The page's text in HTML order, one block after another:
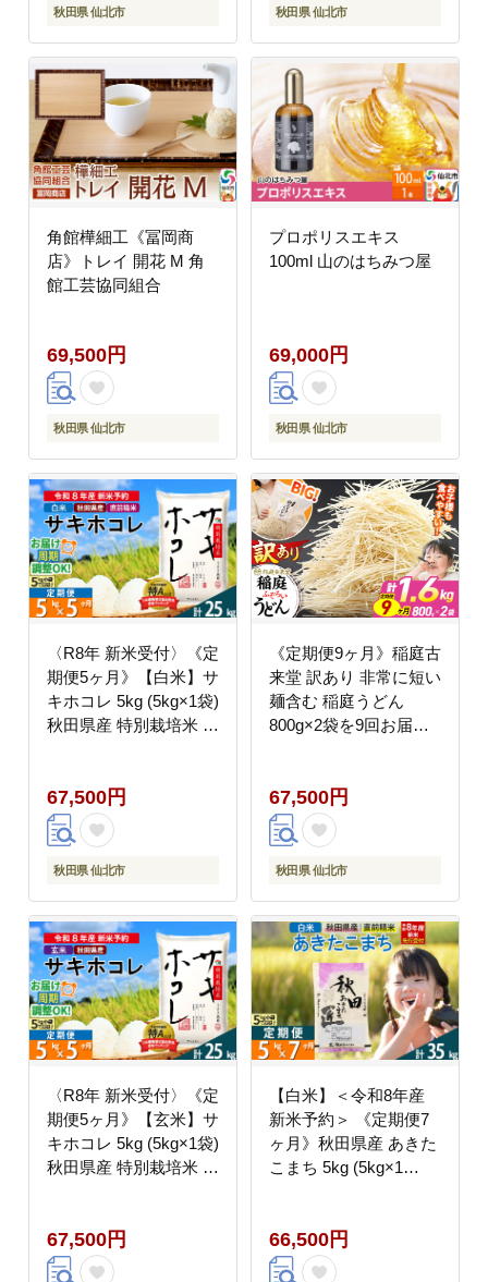
秋田県 仙北市 秋田県 仙北市
角館樺細工《冨岡商
店》トレイ 開花 M 角
館工芸協同組合
69,500円
秋田県 仙北市
プロポリスエキス
100ml 山のはちみつ屋
69,000円
秋田県 仙北市
〈R8年 新米受付〉《定
期便5ヶ月》【白米】サ
キホコレ 5kg (5kg×1袋)
秋田県産 特別栽培米 令
ブランド米 お米 ごはん
精米 さきほこれ 咲きほ
これ]
67,500円
秋田県 仙北市
《定期便9ヶ月》稲庭古
来堂 訳あり 非常に短い
麺含む 稲庭うどん
800g×2袋を9回お届け
干麺 干し麺 細麺 無添
加 時短 離乳食 介護食
カット手間なし ご当地
お取り寄せ 手綯 てない
カ月 9ケ月]
67,500円
秋田県 仙北市
〈R8年 新米受付〉《定
期便5ヶ月》【玄米】サ
キホコレ 5kg (5kg×1袋)
秋田県産 特別栽培米 令
ブランド米 お米 ごはん
さきほこれ 咲きほこれ]
67,500円
【白米】＜令和8年産
新米予約＞ 《定期便7
ヶ月》秋田県産 あきた
こまち 5kg (5kg×1
5kg 米 5kg 米 5kg定
期便 お米定期便 白米
66,500円